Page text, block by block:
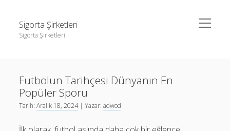
Sigorta Şirketleri
Sigorta Şirketleri
menüyü
aç
Linkedin Takipçi Yükseltme Hilesi
Liste
instagram gizli hesap görme giriş yapmadan
Futbolun Tarihçesi Dünyanın En
Popüler Sporu
Tarih:Aralık 18, 2024| Yazar:adwod